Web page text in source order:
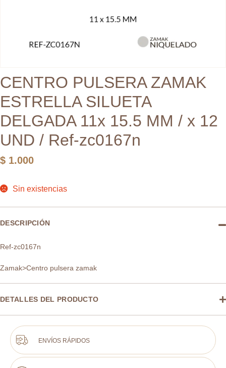
CENTRO PULSERA ZAMAK
ESTRELLA SILUETA
DELGADA 11x 15.5 MM / x 12
UND / Ref-zc0167n
$ 1.000
Sin existencias
DESCRIPCIÓN
Ref-zc0167n
Zamak>Centro pulsera zamak
DETALLES DEL PRODUCTO
ENVÍOS RÁPIDOS